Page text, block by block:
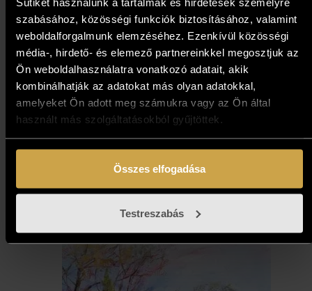
szabásához, közösségi funkciók biztosításához, valamint
weboldalforgalmunk elemzéséhez. Ezenkívül közösségi
média-, hirdető- és elemező partnereinkkel megosztjuk az
Ön weboldalhasználatra vonatkozó adatait, akik
kombinálhatják az adatokat más olyan adatokkal,
amelyeket Ön adott meg számukra vagy az Ön által
használt más szolgáltatásokból gyűjtöttek.
Összes elfogadása
Testreszabás
Bottyán Marianna - Kertünk
orgonái (70x70 cm)
487 000Ft